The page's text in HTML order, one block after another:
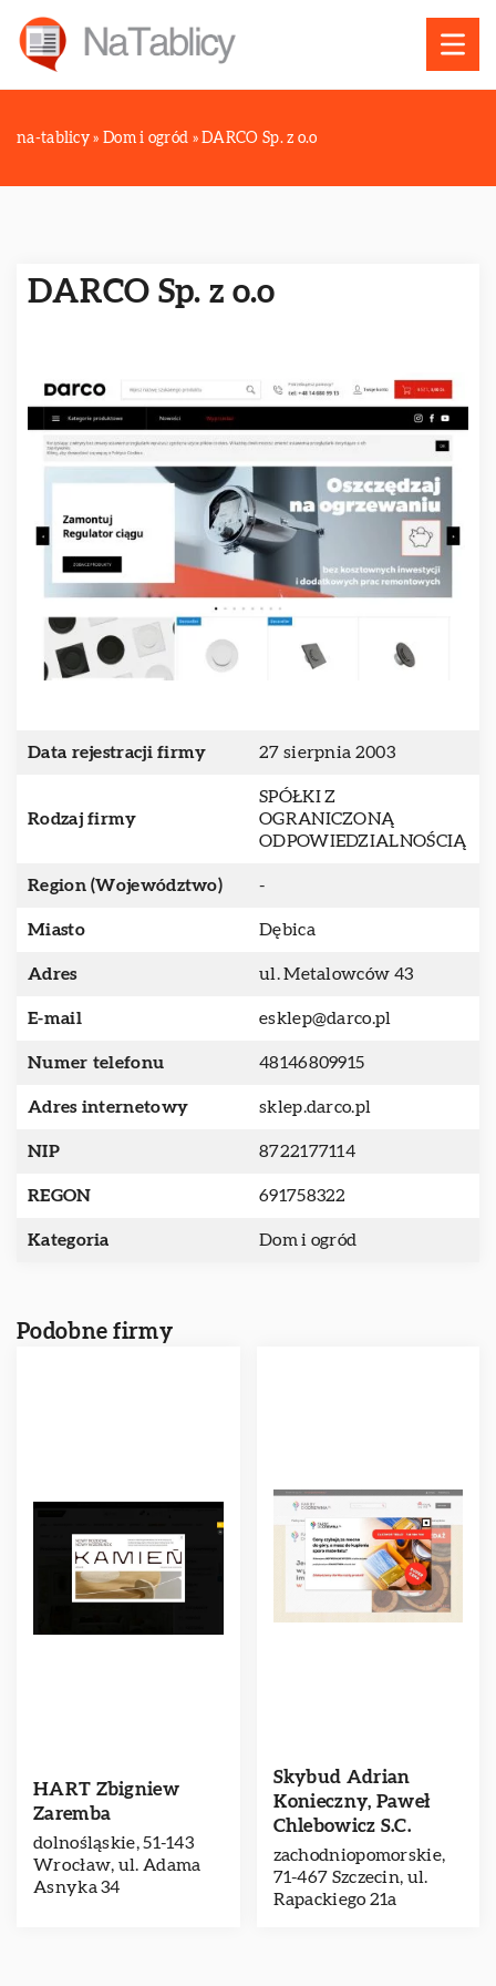
na-tablicy » Dom i ogród »DARCO Sp. z o.o
DARCO Sp. z o.o
Data rejestracji firmy 27 sierpnia 2003
Rodzaj firmy
SPÓŁKI Z
OGRANICZONĄ
ODPOWIEDZIALNOŚCIĄ
Region (Województwo) -
Miasto Dębica
Adres ul. Metalowców 43
E-mail esklep@darco.pl
Numer telefonu 48146809915
Adres internetowy sklep.darco.pl
NIP 8722177114
REGON 691758322
Kategoria Dom i ogród
Podobne firmy
HART Zbigniew
Zaremba
dolnośląskie, 51-143
Wrocław, ul. Adama
Asnyka 34
Skybud Adrian
Konieczny, Paweł
Chlebowicz S.C.
zachodniopomorskie,
71-467 Szczecin, ul.
Rapackiego 21a